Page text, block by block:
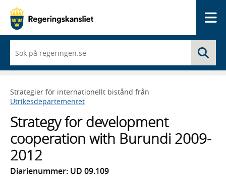
du
börjar
skriva
framträder
en
med
sökförslag
Strategier för internationellt bistånd från
Utrikesdepartementet
Strategy for development
cooperation with Burundi 2009-
2012
Diarienummer: UD 09.109